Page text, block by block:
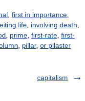
first in importance
life involving death
prime first-rate first-
pillar, or pilaster
capitalism